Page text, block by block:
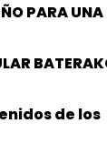
PARA UNA
de los